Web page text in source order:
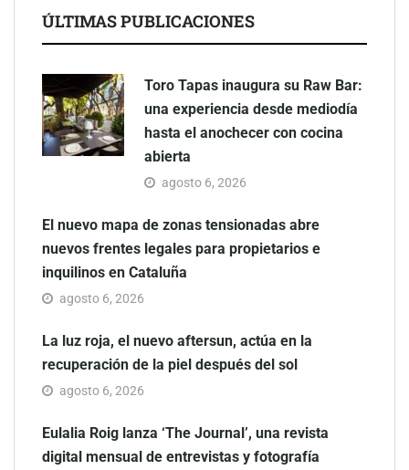
ÚLTIMAS PUBLICACIONES
Toro Tapas inaugura su Raw Bar:
una experiencia desde mediodía
hasta el anochecer con cocina
abierta
agosto 6, 2026
El nuevo mapa de zonas tensionadas abre
nuevos frentes legales para propietarios e
inquilinos en Cataluña
agosto 6, 2026
La luz roja, el nuevo aftersun, actúa en la
recuperación de la piel después del sol
agosto 6, 2026
Eulalia Roig lanza ‘The Journal’, una revista
digital mensual de entrevistas y fotografía